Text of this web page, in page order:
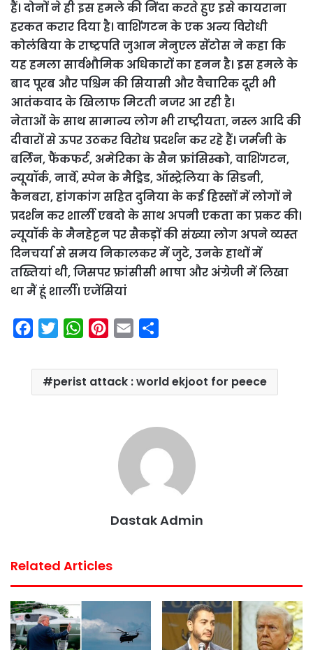
हैं। दोनों ने ही इस हमले की निंदा करते हुए इसे कायराना
हरकत करार दिया है। वाशिंगटन के एक अन्य विरोधी
कोलंबिया के राष्ट्रपति जुआन मेनुएल सेंटोस ने कहा कि
यह हमला सार्वभौमिक अधिकारों का हनन है। इस हमले के
बाद पूरब और पश्चिम की सियासी और वैचारिक दूरी भी
आतंकवाद के खिलाफ मिटती नजर आ रही है।
नेताओं के साथ सामान्य लोग भी राष्ट्रीयता, नस्ल आदि की
दीवारों से ऊपर उठकर विरोध प्रदर्शन कर रहे हैं। जर्मनी के
बर्लिन, फैंकफर्ट, अमेरिका के सैन फ्रांसिस्को, वाशिंगटन,
न्यूयॉर्क, नार्वे, स्पेन के मैड्रिड, ऑस्ट्रेलिया के सिडनी,
कैनबरा, हांगकांग सहित दुनिया के कई हिस्सों में लोगों ने
प्रदर्शन कर शार्ली एबदो के साथ अपनी एकता का प्रकट की।
न्यूयॉर्क के मैनहेट्टन पर सैकड़ों की संख्या लोग अपने व्यस्त
दिनचर्या से समय निकालकर में जुटे, उनके हाथों में
तख्तियां थी, जिसपर फ्रांसीसी भाषा और अंग्रेजी में लिखा
था मैं हूं शार्ली। एजेंसियां
c
i
t
W
a
t
n
t
a
a
r
perist attack : world ekjoot for peece
Dastak Admin
Related Articles